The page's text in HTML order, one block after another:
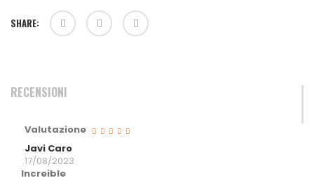
SHARE:
RECENSIONI
Valutazione
Javi Caro
17/08/2023
Increible